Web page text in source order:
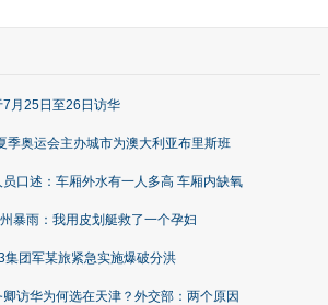
月25日至26日访华
季奥运会主办城市为澳大利亚布里斯班
口述：车厢外水有一人多高 车厢内缺氧
暴雨：我用皮划艇救了一个孕妇
集团军某旅紧急实施爆破分洪
访华为何选在天津？外交部：两个原因